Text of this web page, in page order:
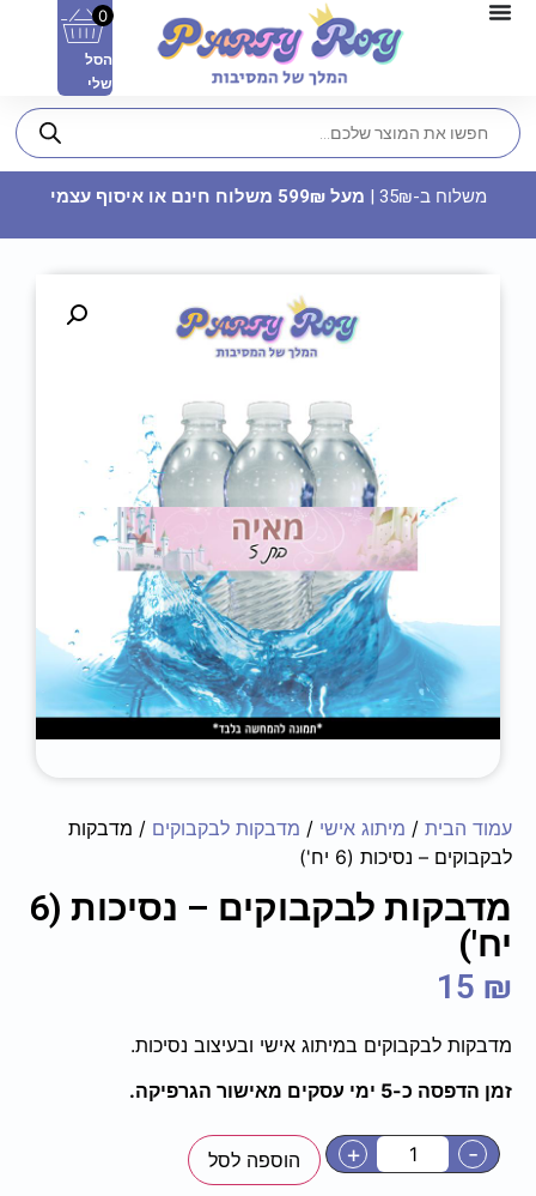
29.90₪
0
הסל
שלי
משלוח ב-35₪ | מעל 599₪ משלוח חינם או איסוף עצמי
עמוד הבית / מיתוג אישי / מדבקות לבקבוקים / מדבקות
לבקבוקים – ‏‏‏‏נסיכות (6 יח')
מדבקות לבקבוקים – ‏‏‏‏נסיכות (6
יח')
15 ₪
מדבקות לבקבוקים במיתוג אישי ובעיצוב נסיכות.
זמן הדפסה כ-5 ימי עסקים מאישור הגרפיקה.
-
+ הוספה לסל